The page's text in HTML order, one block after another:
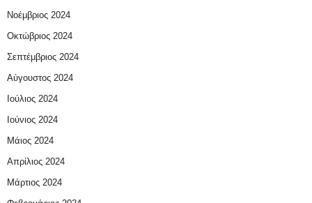
Νοέμβριος 2024
Οκτώβριος 2024
Σεπτέμβριος 2024
Αύγουστος 2024
Ιούλιος 2024
Ιούνιος 2024
Μάιος 2024
Απρίλιος 2024
Μάρτιος 2024